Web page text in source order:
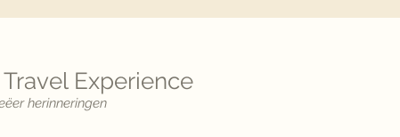
Experience
herinneringen